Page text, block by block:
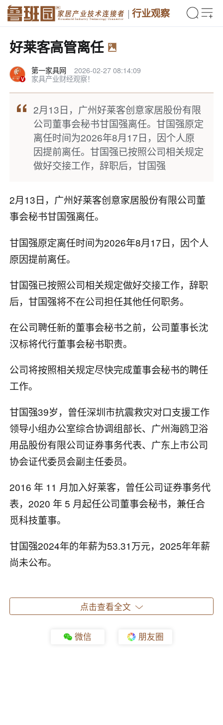
行业观察
好莱客高管离任
第一家具网
2026-02-27 08:14:09
家具产业财经观察！
2月13日，广州好莱客创意家居股份有限
公司董事会秘书甘国强离任。甘国强原定
离任时间为2026年8月17日，因个人原
因提前离任。甘国强已按照公司相关规定
做好交接工作，辞职后，甘国强
2月13日，广州好莱客创意家居股份有限公司董
事会秘书甘国强离任。
甘国强原定离任时间为2026年8月17日，因个人
原因提前离任。
甘国强已按照公司相关规定做好交接工作，辞职
后，甘国强将不在公司担任其他任何职务。
在公司聘任新的董事会秘书之前，公司董事长沈
汉标将代行董事会秘书职责。
公司将按照相关规定尽快完成董事会秘书的聘任
工作。
甘国强39岁，曾任深圳市抗震救灾对口支援工作
领导小组办公室综合协调组部长、广州海鸥卫浴
用品股份有限公司证券事务代表、广东上市公司
协会证代委员会副主任委员。
2016 年 11 月加入好莱客，曾任公司证券事务代
表，2020 年 5 月起任公司董事会秘书，兼任合
觅科技董事。
甘国强2024年的年薪为53.31万元，2025年年薪
尚未公布。
点击查看全文
微信 朋友圈